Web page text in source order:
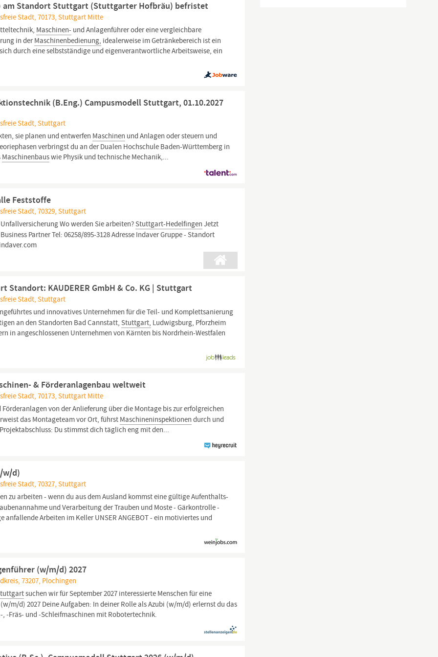
am Standort Stuttgart (Stuttgarter Hofbräu) befristet
Stadt, 70173, Stuttgart Mitte
Maschinen- und Anlagenführer oder eine vergleichbare
in derMaschinenbedienung, idealerweise im Getränkebereich ist ein
durch eine selbstständige und eigenverantwortliche Arbeitsweise, ein
(B.Eng.) Campusmodell Stuttgart, 01.10.2027
Stadt, Stuttgart
sie planen und entwerfen Maschinen und Anlagen oder steuern und
verbringst du an der Dualen Hochschule Baden-Württemberg in
Maschinenbauswie Physik und technische Mechanik,...
Feststoffe
Stadt, 70329, Stuttgart
Wo werden Sie arbeiten? Stuttgart-Hedelfingen Jetzt
Partner Tel: 06258/895-3128 Adresse Indaver Gruppe - Standort
KAUDERER GmbH & Co. KG | Stuttgart
Stadt, Stuttgart
und innovatives Unternehmen für die Teil- und Komplettsanierung
an den Standorten Bad Cannstatt, Stuttgart, Ludwigsburg, Pforzheim
in angeschlossenen Unternehmen von Kärnten bis Nordrhein-Westfalen
& Förderanlagenbau weltweit
Stadt, 70173, Stuttgart Mitte
von der Anlieferung über die Montage bis zur erfolgreichen
das Montageteam vor Ort, führst Maschineninspektionen durch und
Du stimmst dich täglich eng mit den...
w/d)
Stadt, 70327, Stuttgart
zu arbeiten - wenn du aus dem Ausland kommst eine gültige Aufenthalts-
und Verarbeitung der Trauben und Moste - Gärkontrolle -
anfallende Arbeiten im Keller UNSER ANGEBOT - ein motiviertes und
(w/m/d) 2027
73207, Plochingen
suchen wir für September 2027 interessierte Menschen für eine
m/d) 2027 Deine Aufgaben: In deiner Rolle als Azubi (w/m/d) erlernst du das
‑Fräs- und ‑Schleifmaschinen mit Robotertechnik.